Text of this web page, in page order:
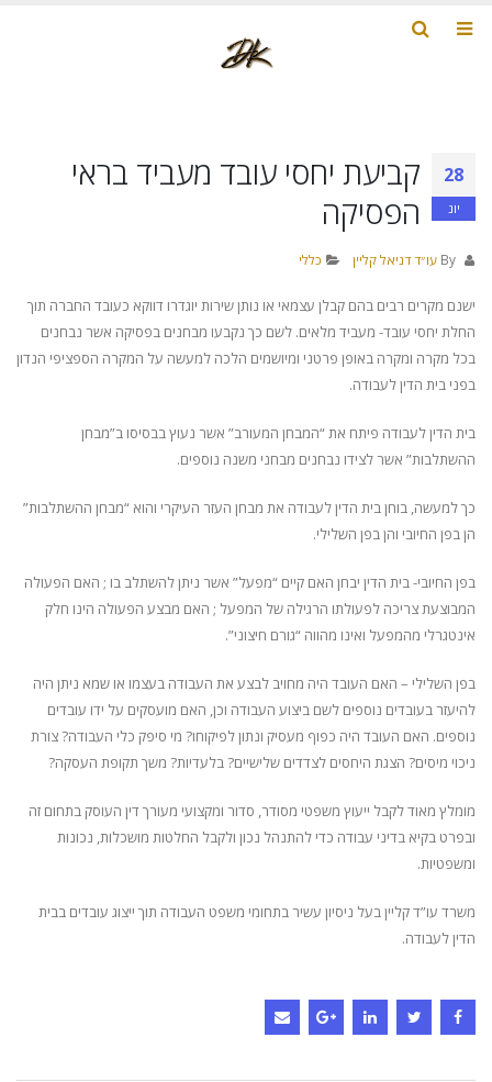
28
יונ
קביעת יחסי עובד מעביד בראי
הפסיקה
עו״ד דניאל קליין כללי
ישנם מקרים רבים בהם קבלן עצמאי או נותן שירות יוגדרו דווקא כעובד החברה תוך
החלת יחסי עובד- מעביד מלאים. לשם כך נקבעו מבחנים בפסיקה אשר נבחנים
בכל מקרה ומקרה באופן פרטני ומיושמים הלכה למעשה על המקרה הספציפי הנדון
בפני בית הדין לעבודה.
בית הדין לעבודה פיתח את “המבחן המעורב” אשר נעוץ בבסיסו ב”מבחן
ההשתלבות” אשר לצידו נבחנים מבחני משנה נוספים.
כך למעשה, בוחן בית הדין לעבודה את מבחן העזר העיקרי והוא “מבחן ההשתלבות”
הן בפן החיובי והן בפן השלילי.
בפן החיובי- בית הדין יבחן האם קיים “מפעל” אשר ניתן להשתלב בו ; האם הפעולה
המבוצעת צריכה לפעולתו הרגילה של המפעל ; האם מבצע הפעולה הינו חלק
אינטגרלי מהמפעל ואינו מהווה “גורם חיצוני”.
בפן השלילי – האם העובד היה מחויב לבצע את העבודה בעצמו או שמא ניתן היה
להיעזר בעובדים נוספים לשם ביצוע העבודה וכן, האם מועסקים על ידו עובדים
נוספים. האם העובד היה כפוף מעסיק ונתון לפיקוחו? מי סיפק כלי העבודה? צורת
ניכוי מיסים? הצגת היחסים לצדדים שלישיים? בלעדיות? משך תקופת העסקה?
מומלץ מאוד לקבל ייעוץ משפטי מסודר, סדור ומקצועי מעורך דין העוסק בתחום זה
ובפרט בקיא בדיני עבודה כדי להתנהל נכון ולקבל החלטות מושכלות, נכונות
ומשפטיות.
משרד עו”ד קליין בעל ניסיון עשיר בתחומי משפט העבודה תוך ייצוג עובדים בבית
הדין לעבודה.